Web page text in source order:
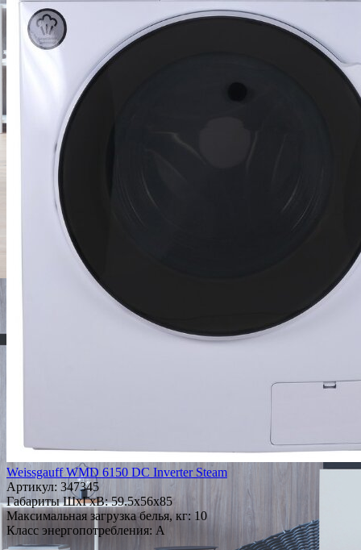
Weissgauff WMD 6150 DC Inverter Steam
Артикул: 347345
Габариты ШxГxВ: 59.5x56x85
Максимальная загрузка белья, кг: 10
Класс энергопотребления: A